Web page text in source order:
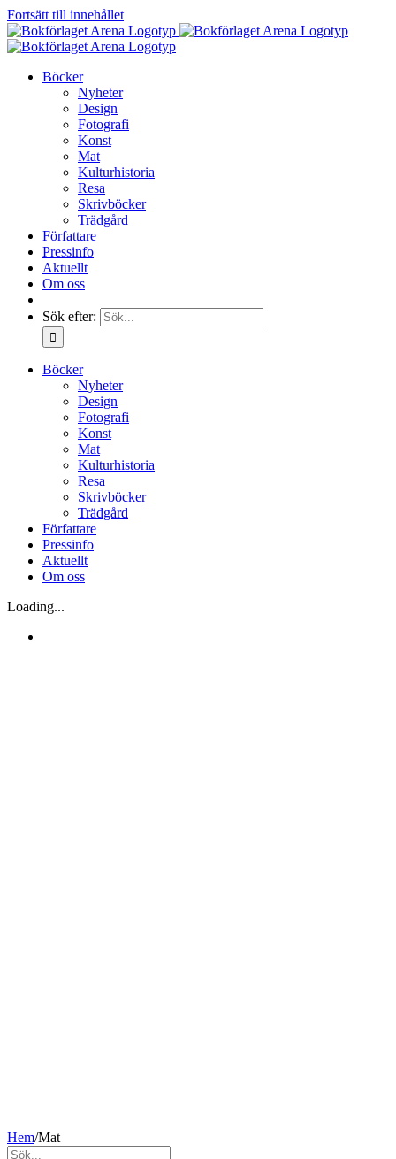
Fortsätt till innehållet
Böcker
Nyheter
Design
Fotografi
Konst
Mat
Kulturhistoria
Resa
Skrivböcker
Trädgård
Författare
Pressinfo
Aktuellt
Om oss
Sök efter:
Böcker
Nyheter
Design
Fotografi
Konst
Mat
Kulturhistoria
Resa
Skrivböcker
Trädgård
Författare
Pressinfo
Aktuellt
Om oss
Loading...
Hem/Mat